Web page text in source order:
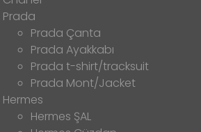
Prada
Prada Çanta
Prada Ayakkabı
Prada t-shirt/tracksuit
Prada Mont/Jacket
Hermes
Hermes ŞAL